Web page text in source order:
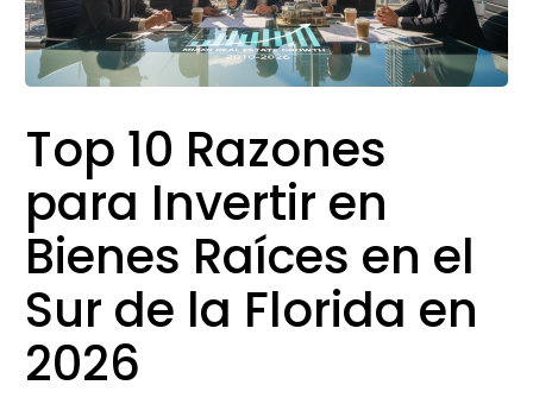
Top 10 Razones
para Invertir en
Bienes Raíces en el
Sur de la Florida en
2026